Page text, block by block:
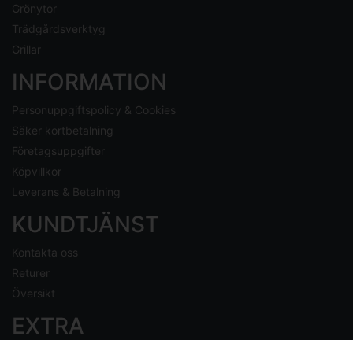
Grönytor
Trädgårdsverktyg
Grillar
INFORMATION
Personuppgiftspolicy & Cookies
Säker kortbetalning
Företagsuppgifter
Köpvillkor
Leverans & Betalning
KUNDTJÄNST
Kontakta oss
Returer
Översikt
EXTRA